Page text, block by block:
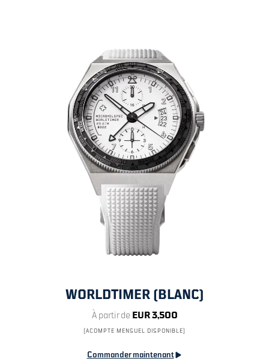
WORLDTIMER (BLANC)
À partir de EUR 3,500
(ACOMPTE MENSUEL DISPONIBLE)
Commander maintenant